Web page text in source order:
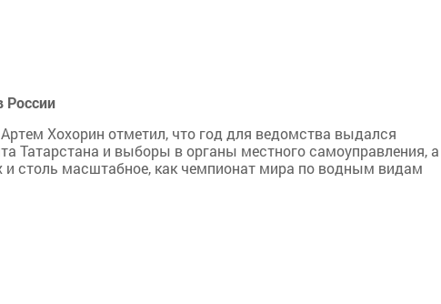
России
Хохорин отметил, что год для ведомства выдался
Татарстана и выборы в органы местного самоуправления, а
столь масштабное, как чемпионат мира по водным видам